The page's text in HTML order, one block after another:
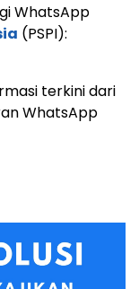
WhatsApp
(PSPI):
terkini dari
WhatsApp